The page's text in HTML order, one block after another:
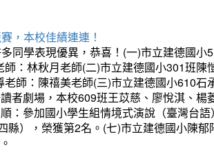
，本校佳績連連！
同學表現優異，恭喜！(一)市立建德國
：林秋月老師(二)市立建德國小301班
師：陳禧美老師(三)市立建德國小610
者劇場，本校609班王苡慈、廖悅淇、
：參加國小學生組情境式演說（臺灣台
縣），榮獲第2名。(七)市立建德國小陳